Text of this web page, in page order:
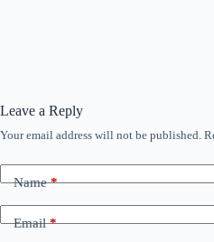
Leave a Reply
Your email address will not be published.
Name*
Email*